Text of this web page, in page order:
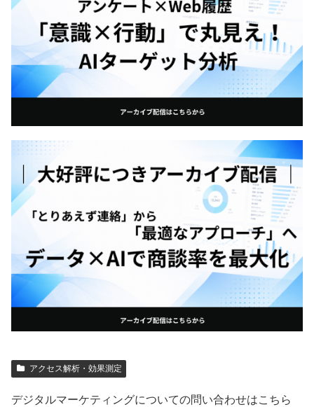
アクセス解析・効果測定
デジタルマーケティングについての問い合わせはこちら